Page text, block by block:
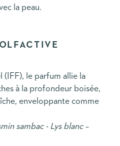
la peau.
(IFF), le parfum allie la
à la profondeur boisée,
enveloppante comme
sambac - Lys blanc –